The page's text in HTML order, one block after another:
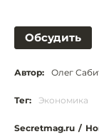
Обсудить
Автор: Олег
Тег: Экономика
Secretmag.ru /